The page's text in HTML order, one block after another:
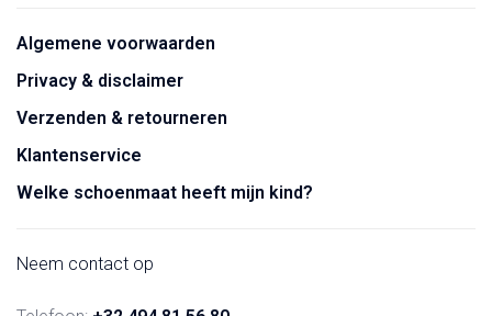
Algemene voorwaarden
Privacy & disclaimer
Verzenden & retourneren
Klantenservice
Welke schoenmaat heeft mijn kind?
Neem contact op